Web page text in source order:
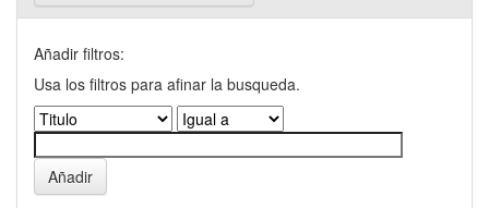
Añadir filtros:
Usa los filtros para afinar la busqueda.